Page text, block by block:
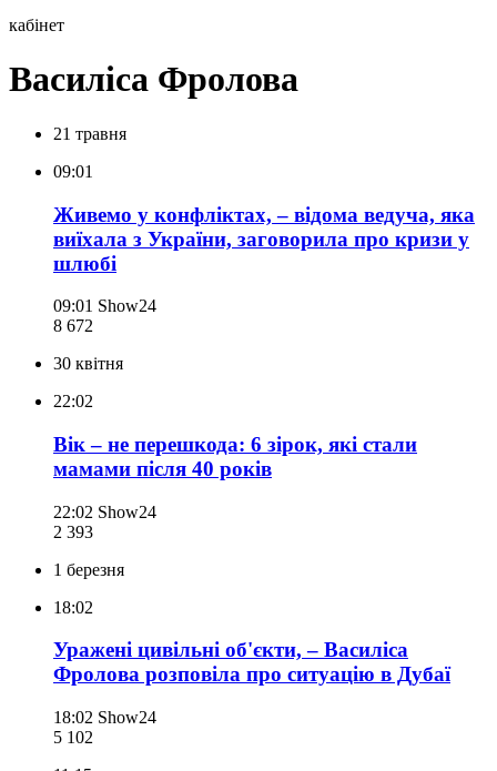
кабінет
Василіса Фролова
21 травня
09:01
Живемо у конфліктах, – відома ведуча, яка
виїхала з України, заговорила про кризи у
шлюбі
09:01 Show24
8 672
30 квітня
22:02
Вік – не перешкода: 6 зірок, які стали
мамами після 40 років
22:02 Show24
2 393
1 березня
18:02
Уражені цивільні об'єкти, – Василіса
Фролова розповіла про ситуацію в Дубаї
18:02 Show24
5 102